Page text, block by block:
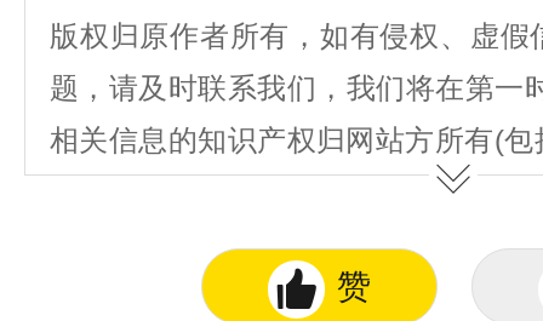
版权归原作者所有，如有侵权、虚
题，请及时联系我们，我们将在第一
相关信息的知识产权归网站方所有(
图表、著作权、商标权、为用户提
不得抄袭或使用。
赞